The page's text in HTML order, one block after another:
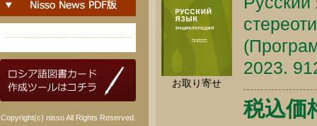
Copyright(c) nisso All Rights Reserved.
お取り寄せ
2023.
税込価